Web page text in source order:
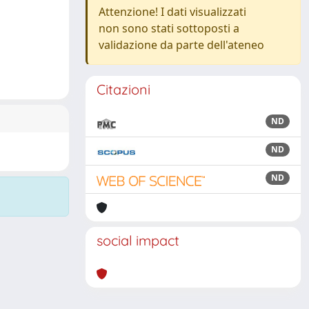
Attenzione! I dati visualizzati
non sono stati sottoposti a
validazione da parte dell'ateneo
Citazioni
ND
ND
ND
social impact